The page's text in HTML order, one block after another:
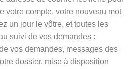
votre compte, votre nouveau mot
un jour le vôtre, et toutes les
suivi de vos demandes :
vos demandes, messages des
dossier, mise à disposition